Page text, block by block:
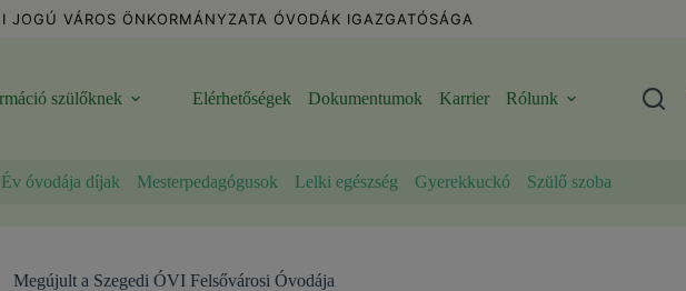
JOGÚ VÁROS ÖNKORMÁNYZATA ÓVODÁK IGAZGATÓSÁGA
szülőknek Elérhetőségek Dokumentumok Karrier Rólunk
Év óvodája díjak Mesterpedagógusok Lelki egészség Gyerekkuckó Szülő szoba
Megújult a Szegedi ÓVI Felsővárosi Óvodája